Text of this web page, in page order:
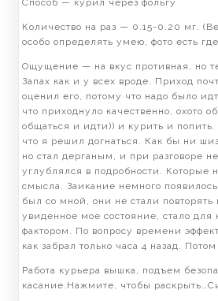
Количество на раз — 0.15-0.20 мг.
особо определять умею, фото есть
Ощущение — на вкус противная, но
Запах как и у всех вроде. Приход
оценил его, потому что надо было
что приходнуло качественно, охото
общаться и идти)) и курить и
что я решил догнаться. Как бы ни
но стал дерганым, и при разговоре
углублялся в подробности. Которые
смысла. Заикание немного
был со мной, они не стали
увиденное мое состояние, стало
фактором. По вопросу времени
как забрал только часа 4 назад.
Работа курьера вышка, подъем
касание.Нажмите, чтобы